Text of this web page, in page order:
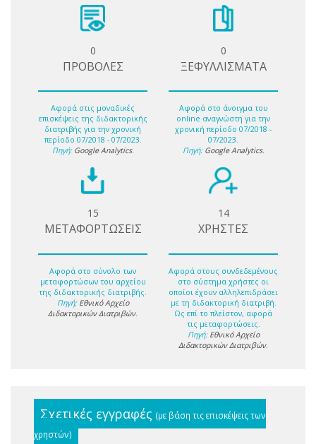
0
ΠΡΟΒΟΛΕΣ
Αφορά στις μοναδικές
επισκέψεις της διδακτορικής
διατριβής για την χρονική
περίοδο 07/2018 - 07/2023.
Πηγή: Google Analytics.
0
ΞΕΦΥΛΛΙΣΜΑΤΑ
Αφορά στο άνοιγμα του
online αναγνώστη για την
χρονική περίοδο 07/2018 -
07/2023.
Πηγή: Google Analytics.
15
ΜΕΤΑΦΟΡΤΩΣΕΙΣ
Αφορά στο σύνολο των
μεταφορτώσων του αρχείου
της διδακτορικής διατριβής.
Πηγή: Εθνικό Αρχείο
Διδακτορικών Διατριβών.
14
ΧΡΗΣΤΕΣ
Αφορά στους συνδεδεμένους
στο σύστημα χρήστες οι
οποίοι έχουν αλληλεπιδράσει
με τη διδακτορική διατριβή.
Ως επί το πλείστον, αφορά
τις μεταφορτώσεις.
Πηγή: Εθνικό Αρχείο
Διδακτορικών Διατριβών.
Σχετικές εγγραφές (με βάση τις επισκέψεις των
χρηστών)